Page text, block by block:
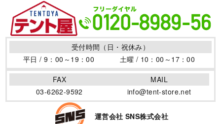
医療/病院用で選ぶ
防災/消防用で選ぶ
商店街用で選ぶ
店舗/ブース/露店用で選ぶ
フェス/マルシェ/フリマ用で選ぶ
地鎮祭用で選ぶ
プリント書体見本
デザインサンプル
返品・変更について
よくある質問集
個人情報保護方針
サイトポリシー
テントの活用場所
テントの仲間
テント制作のポイント
ワンタッチテントの効果
イベントテントを暴風から守る風対策！その方法と必要性
について
卒園卒業の記念と御礼に寄贈用テントがオススメです
受付時間（日・祝休み）
平日 / 9：00～19：00
土曜 / 10：00～17：00
FAX
03-6262-9592
MAIL
info@tent-store.net
運営会社 SNS株式会社